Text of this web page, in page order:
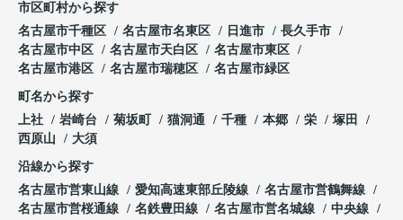
市区町村から探す
名古屋市千種区
名古屋市名東区 日進市
長久手市
名古屋市中区
名古屋市天白区
名古屋市東区
名古屋市港区
名古屋市瑞穂区 名古屋市緑区
町名から探す
上社
岩崎台 菊坂町 猫洞通 千種 本郷 栄
塚田
西原山
大須
沿線から探す
名古屋市営東山線
愛知高速東部丘陵線
名古屋市営鶴舞線
名古屋市営桜通線
名鉄豊田線 名古屋市営名城線
中央線